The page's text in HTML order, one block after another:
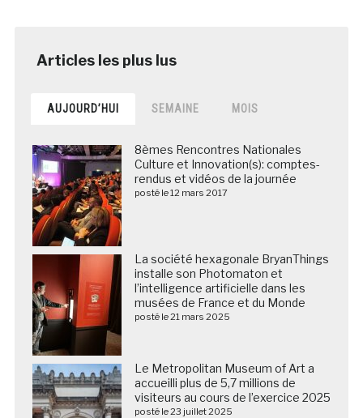
AUJOURD’HUI SEMAINE MOIS
8èmes Rencontres Nationales
Culture et Innovation(s): comptes-
rendus et vidéos de la journée
posté le 12 mars 2017
La société hexagonale BryanThings
installe son Photomaton et
l’intelligence artificielle dans les
musées de France et du Monde
posté le 21 mars 2025
Le Metropolitan Museum of Art a
accueilli plus de 5,7 millions de
visiteurs au cours de l’exercice 2025
posté le 23 juillet 2025